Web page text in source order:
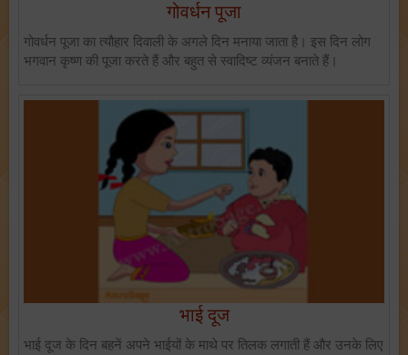
गोवर्धन पूजा
गोवर्धन पूजा का त्यौहार दिवाली के अगले दिन मनाया जाता है। इस दिन लोग
भगवान कृष्ण की पूजा करते हैं और बहुत से स्वादिष्ट व्यंजन बनाते हैं।
भाई दूज
भाई दूज के दिन बहनें अपने भाईयों के माथे पर तिलक लगाती हैं और उनके लिए